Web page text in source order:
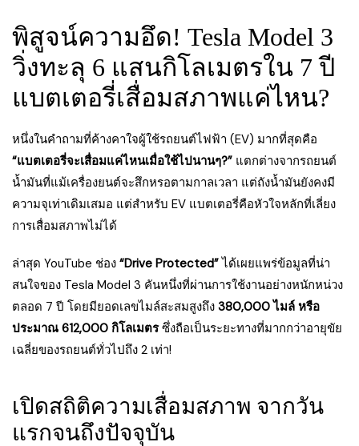
พิสูจน์ความอึด! Tesla Model 3
วิ่งทะลุ 6 แสนกิโลเมตรใน 7 ปี
แบตเตอรี่เสื่อมสภาพแค่ไหน?
หนึ่งในคำถามที่ค้างคาใจผู้ใช้รถยนต์ไฟฟ้า (EV) มากที่สุดคือ
“แบตเตอรี่จะเสื่อมแค่ไหนเมื่อใช้ไปนานๆ?” แตกต่างจากรถยนต์
น้ำมันที่แม้เครื่องยนต์จะสึกหรอตามกาลเวลา แต่ถังน้ำมันยังคงมี
ความจุเท่าเดิมเสมอ แต่สำหรับ EV แบตเตอรี่คือหัวใจหลักที่เลี่ยง
การเสื่อมสภาพไม่ได้
ล่าสุด YouTube ช่อง “Drive Protected”ได้เผยแพร่ข้อมูลที่น่า
สนใจของ Tesla Model 3 คันหนึ่งที่ผ่านการใช้งานอย่างหนักหน่วง
ตลอด 7 ปี โดยมียอดเลขไมล์สะสมสูงถึง 380,000 ไมล์ หรือ
ประมาณ 612,000 กิโลเมตรซึ่งถือเป็นระยะทางที่มากกว่าอายุขัย
เฉลี่ยของรถยนต์ทั่วไปถึง 2 เท่า!
เปิดสถิติความเสื่อมสภาพ จากวัน
แรกจนถึงปัจจุบัน